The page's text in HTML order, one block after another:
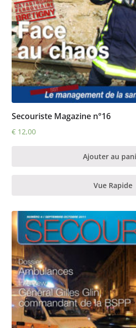
Secouriste Magazine n°16
€12,00
Ajouter au
Vue Rapide